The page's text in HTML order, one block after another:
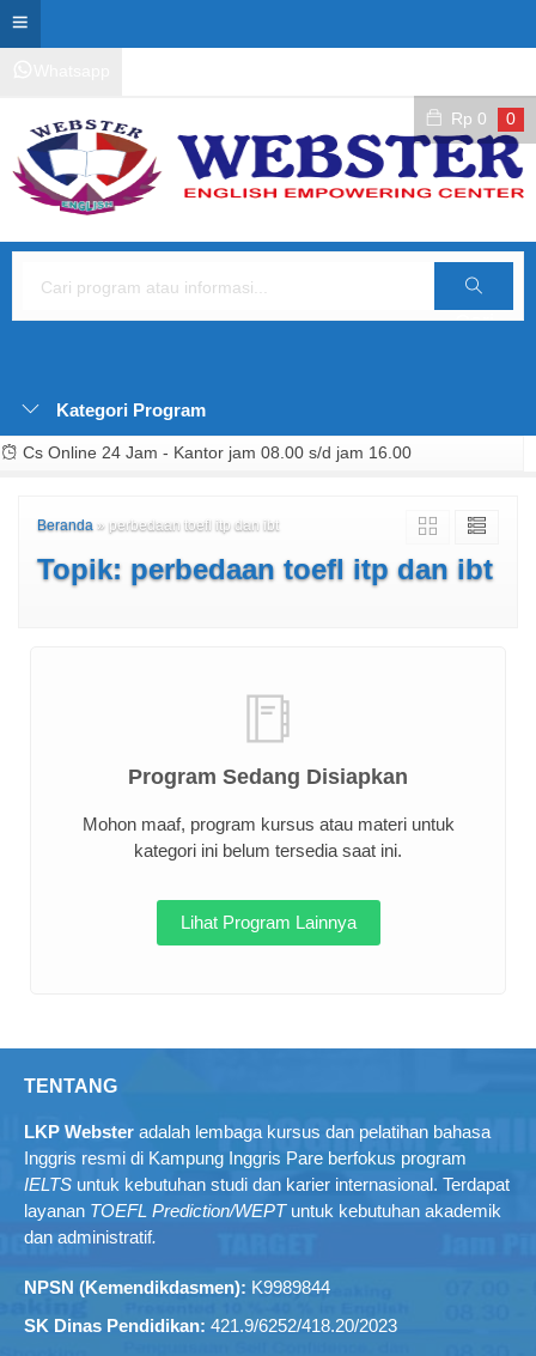
Rp 0 0
Cari
Kategori Program
Cs Online 24 Jam - Kantor jam 08.00 s/d jam 16.00
Beranda » perbedaan toefl itp dan ibt
Topik: perbedaan toefl itp dan ibt
Program Sedang Disiapkan
Mohon maaf, program kursus atau materi untuk
kategori ini belum tersedia saat ini.
Lihat Program Lainnya
TENTANG
LKP Webster adalah lembaga kursus dan pelatihan bahasa
Inggris resmi di Kampung Inggris Pare berfokus program
IELTS untuk kebutuhan studi dan karier internasional. Terdapat
layanan TOEFL Prediction/WEPTuntuk kebutuhan akademik
dan administratif.
NPSN (Kemendikdasmen): K9989844
SK Dinas Pendidikan: 421.9/6252/418.20/2023